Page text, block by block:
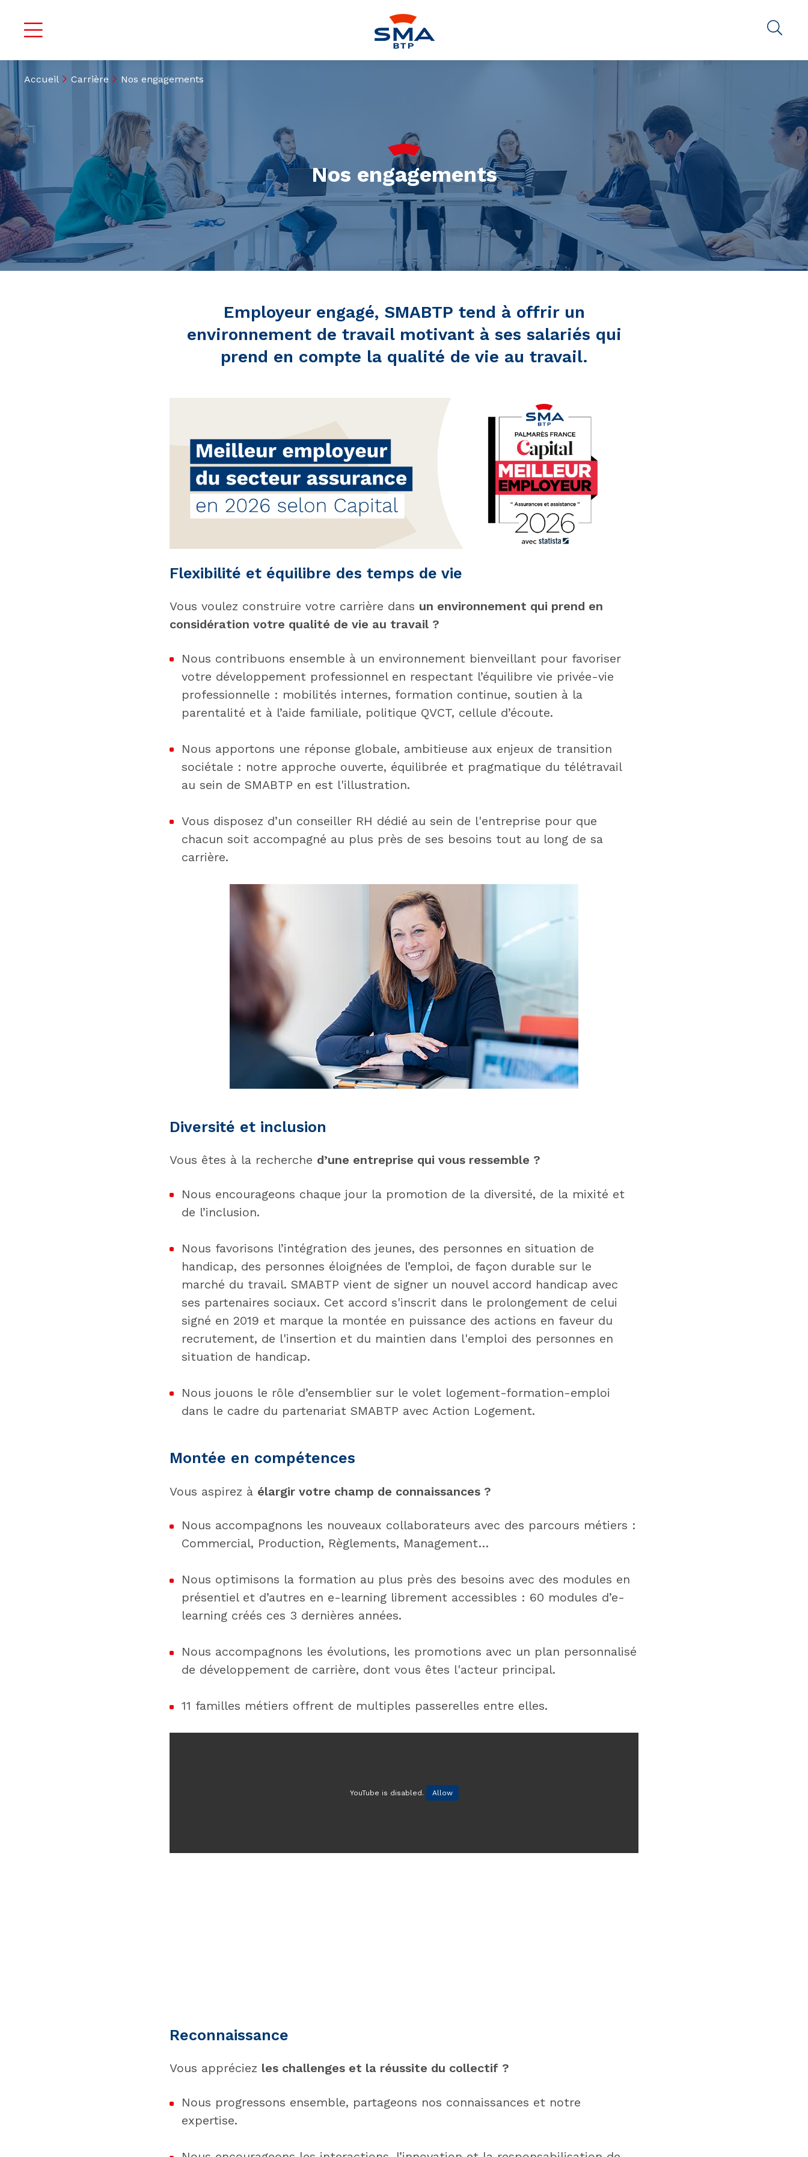
Accueil Carrière Nos engagements
Nos engagements
Employeur engagé, SMABTP tend à offrir un
environnement de travail motivant à ses salariés qui
prend en compte la qualité de vie au travail.
Flexibilité et équilibre des temps de vie
Vous voulez construire votre carrière dans un environnement qui prend en
considération votre qualité de vie au travail ?
Nous contribuons ensemble à un environnement bienveillant pour favoriser
votre développement professionnel en respectant l’équilibre vie privée-vie
professionnelle : mobilités internes, formation continue, soutien à la
parentalité et à l’aide familiale, politique QVCT, cellule d’écoute.
Nous apportons une réponse globale, ambitieuse aux enjeux de transition
sociétale : notre approche ouverte, équilibrée et pragmatique du télétravail
au sein de SMABTP en est l'illustration.
Vous disposez d’un conseiller RH dédié au sein de l'entreprise pour que
chacun soit accompagné au plus près de ses besoins tout au long de sa
carrière.
Diversité et inclusion
Vous êtes à la recherche d’une entreprise qui vous ressemble ?
Nous encourageons chaque jour la promotion de la diversité, de la mixité et
de l’inclusion.
Nous favorisons l’intégration des jeunes, des personnes en situation de
handicap, des personnes éloignées de l’emploi, de façon durable sur le
marché du travail. SMABTP vient de signer un nouvel accord handicap avec
ses partenaires sociaux. Cet accord s'inscrit dans le prolongement de celui
signé en 2019 et marque la montée en puissance des actions en faveur du
recrutement, de l'insertion et du maintien dans l'emploi des personnes en
situation de handicap.
Nous jouons le rôle d’ensemblier sur le volet logement-formation-emploi
dans le cadre du partenariat SMABTP avec Action Logement.
Montée en compétences
Vous aspirez à élargir votre champ de connaissances ?
Nous accompagnons les nouveaux collaborateurs avec des parcours métiers :
Commercial, Production, Règlements, Management…
Nous optimisons la formation au plus près des besoins avec des modules en
présentiel et d’autres en e-learning librement accessibles : 60 modules d’e-
learning créés ces 3 dernières années.
Nous accompagnons les évolutions, les promotions avec un plan personnalisé
de développement de carrière, dont vous êtes l'acteur principal.
11 familles métiers offrent de multiples passerelles entre elles.
YouTube is disabled. Allow
Reconnaissance
Vous appréciez les challenges et la réussite du collectif ?
Nous progressons ensemble, partageons nos connaissances et notre
expertise.